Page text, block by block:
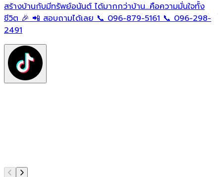
สร้างบ้านกับมีทรัพย์อนันต์ ได้มากกว่าบ้าน…คือความมั่นใจทั้ง
ชีวิต 🎉 📲 สอบถามได้เลย 📞 096-879-5161 📞 096-298-
2491